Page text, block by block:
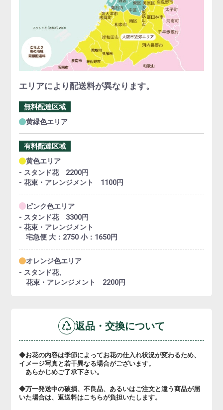
エリアにより配送料が異なります。
無料配達区域
黄緑色エリア
有料配達区域
黄色エリア
- スタンド花 2200円
- 花束・アレンジメント 1100円
ピンク色エリア
- スタンド花 3300円
- 花束・アレンジメント
宅急便 大：2750 小：1650円
オレンジ色エリア
- スタンド花、
花束・アレンジメント 2200円
返品・交換について
◆お花の内容は季節によってお花の仕入れ状況が変わるため、
イメージ写真と若干異なる場合がございます。
あらかじめご了承下さい。
◆万一発送中の破損、不良品、あるいはご注文と違う商品が届
いた場合は、返送料はこちらが負担いたします。